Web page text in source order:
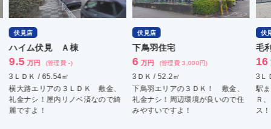
伏見店
ハイム伏見 Ａ棟
9.5 万円 (管理費 -)
3ＬＤＫ / 65.54㎡
横大路エリアの３ＬＤＫ 敷金、
礼金ナシ！屋内リノベ済なので綺
麗ですよ！
伏見店
下鳥羽住宅
6 万円 (管理費 3,000円)
3ＤＫ / 52.2㎡
下鳥羽エリアの３ＤＫ！ 敷金、
礼金ナシ！周辺環境が良いので住
みやすいですよ！
伏
毛
16
3Ｌ
駅
Ｒ
ス